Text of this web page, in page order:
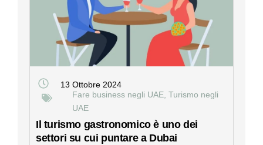
13 Ottobre 2024
Fare business negli UAE, Turismo negli
UAE
Il turismo gastronomico è uno dei
settori su cui puntare a Dubai